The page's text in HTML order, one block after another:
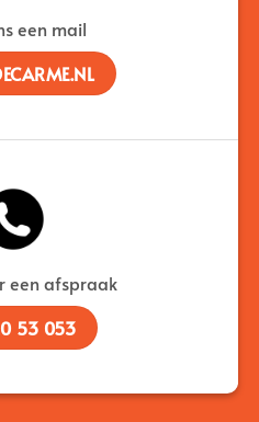
een mail
een afspraak
53 053